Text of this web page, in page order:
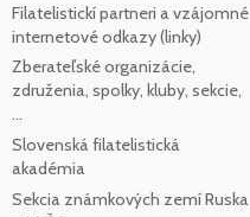
Filatelistickí partneri a vzájomné
internetové odkazy (linky)
Zberateľské organizácie,
združenia, spolky, kluby, sekcie,
...
Slovenská filatelistická
akadémia
Sekcia známkových zemí Ruska